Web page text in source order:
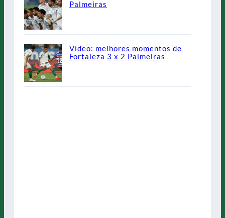
Palmeiras
Vídeo: melhores momentos de
Fortaleza 3 x 2 Palmeiras